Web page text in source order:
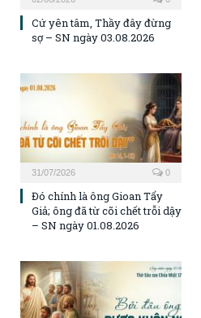
Cứ yên tâm, Thầy đây đừng
sợ – SN ngày 03.08.2026
31/07/2026 0
Đó chính là ông Gioan Tẩy
Giả; ông đã từ cõi chết trỗi dậy
– SN ngày 01.08.2026